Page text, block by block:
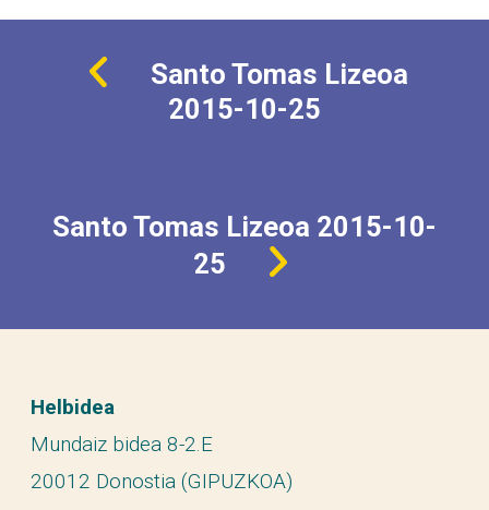
Santo Tomas Lizeoa
2015-10-25
Santo Tomas Lizeoa 2015-10-
25
Helbidea
Mundaiz bidea 8-2.E
20012 Donostia (GIPUZKOA)